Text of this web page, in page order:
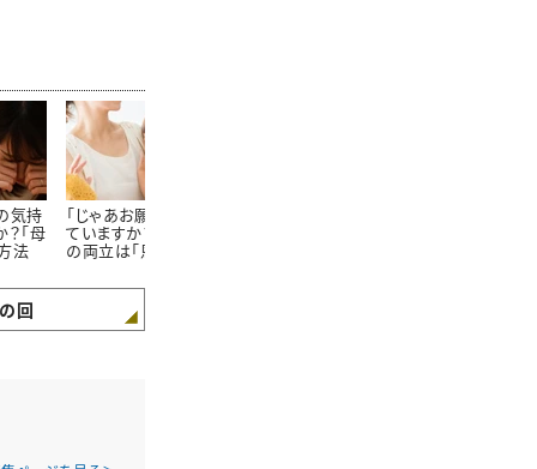
気持
「母
法
「じゃあお願い！」と言え
ていますか？育児と仕事
の両立は「恩送り」の考
回